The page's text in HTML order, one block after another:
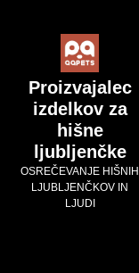
Proizvajalec
izdelkov za
hišne
ljubljenčke
OSREČEVANJE HIŠNIH
LJUBLJENČKOV IN
LJUDI